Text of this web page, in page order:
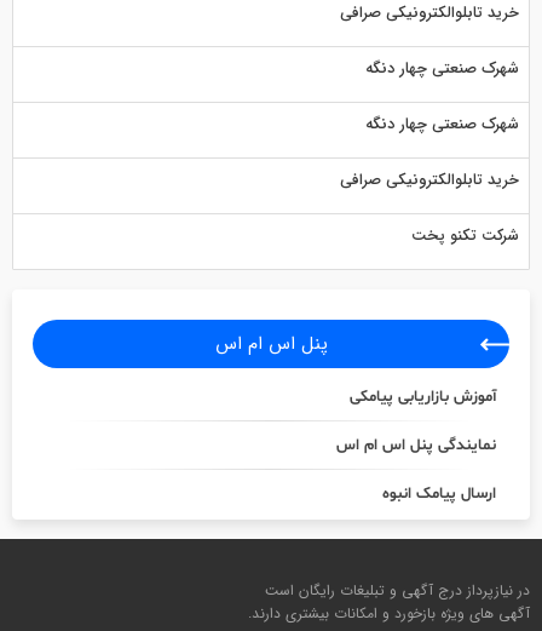
خرید تابلوالکترونیکی صرافی
شهرک صنعتی چهار دنگه
شهرک صنعتی چهار دنگه
خرید تابلوالکترونیکی صرافی
شرکت تکنو پخت
پنل اس ام اس
آموزش بازاریابی پیامکی
نمایندگی پنل اس ام اس
ارسال پیامک انبوه
در نیازپرداز درج آگهی و تبلیغات رایگان است
آگهی های ویژه بازخورد و امکانات بیشتری دارند.